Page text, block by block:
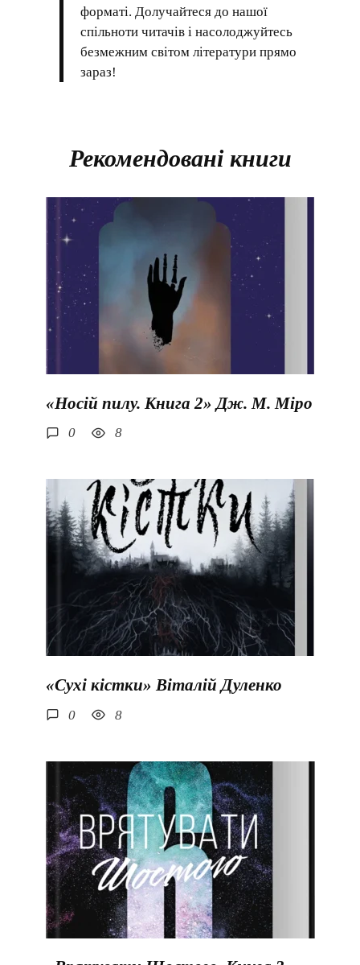
форматі. Долучайтеся до нашої
спільноти читачів і насолоджуйтесь
безмежним світом літератури прямо
зараз!
Рекомендовані книги
«Носій пилу. Книга 2» Дж. М. Міро
0 8
«Сухі кістки» Віталій Дуленко
0 8